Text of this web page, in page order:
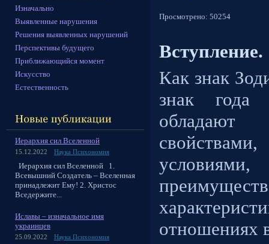
Изначально
Выявленные нарушения
Решения выявленных нарушений
Перспективы будущего
Приближающийся момент
Искусство
Естественность
Иерархия сил Вселенной
15.12.2022 Наука Психономия
Иерархия сил Вселенной 1.
Всевышний Создатель – Вселенная
принадлежит Ему! 2. Христос
Вседержите...
Иславы – изначальное имя
украинцев
25.09.2022 Наука Психономия
Просмотрено: 50254
Вступление.
Как знак
знак года
обладают
отношениях